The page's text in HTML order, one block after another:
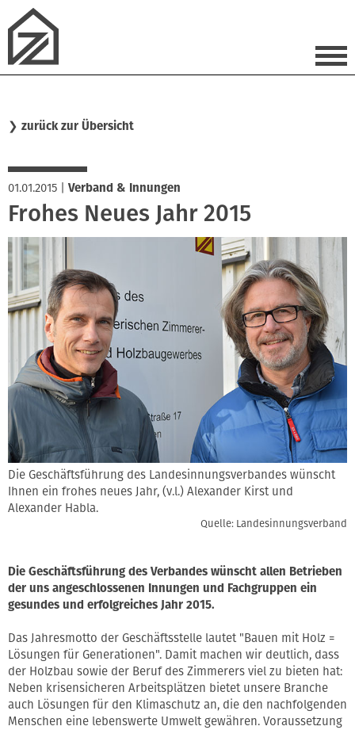
❯ zurück zur Übersicht
01.01.2015 Verband & Innungen
Frohes Neues Jahr 2015
Die Geschäftsführung des Landesinnungsverbandes wünscht
Ihnen ein frohes neues Jahr, (v.l.) Alexander Kirst und
Alexander Habla.
Quelle: Landesinnungsverband
Die Geschäftsführung des Verbandes wünscht allen Betrieben
der uns angeschlossenen Innungen und Fachgruppen ein
gesundes und erfolgreiches Jahr 2015.
Das Jahresmotto der Geschäftsstelle lautet "Bauen mit Holz =
Lösungen für Generationen". Damit machen wir deutlich, dass
der Holzbau sowie der Beruf des Zimmerers viel zu bieten hat:
Neben krisensicheren Arbeitsplätzen bietet unsere Branche
auch Lösungen für den Klimaschutz an, die den nachfolgenden
Menschen eine lebenswerte Umwelt gewähren. Voraussetzung